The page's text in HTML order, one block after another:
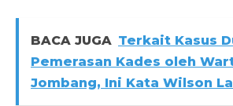
BACA JUGA Terkait Kasus
Pemerasan Kades oleh
Jombang, Ini Kata Wilson